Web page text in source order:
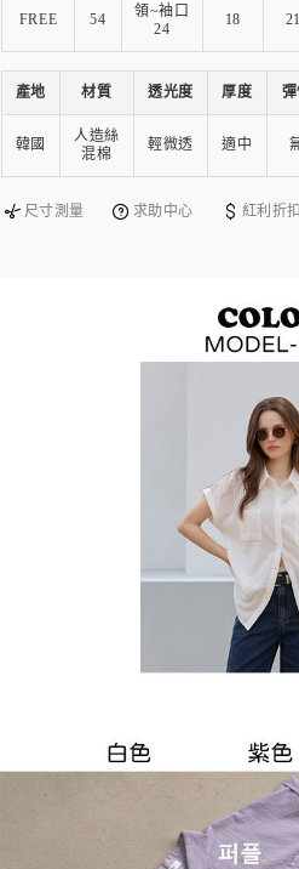
FREE 54
領~袖口
24
18 21
產地 材質 透光度 厚度
韓國
人造絲
混棉
輕微透 適中
尺寸測量 求助中心 紅利折扣